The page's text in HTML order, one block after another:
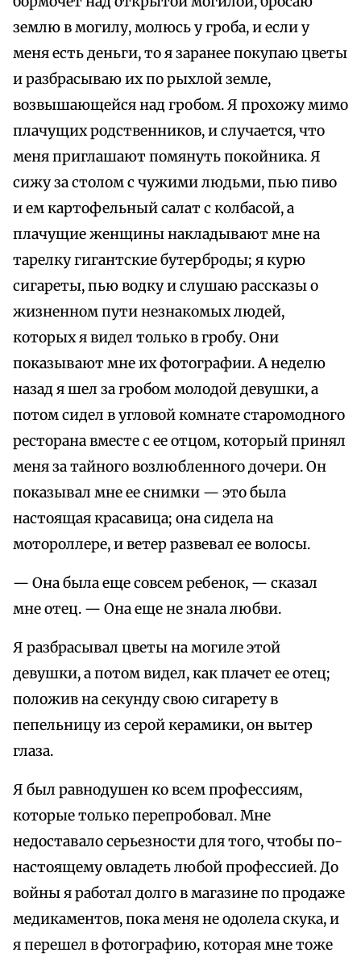
землю в могилу, молюсь у гроба, и если у
меня есть деньги, то я заранее покупаю цветы
и разбрасываю их по рыхлой земле,
возвышающейся над гробом. Я прохожу мимо
плачущих родственников, и случается, что
меня приглашают помянуть покойника. Я
сижу за столом с чужими людьми, пью пиво
и ем картофельный салат с колбасой, а
плачущие женщины накладывают мне на
тарелку гигантские бутерброды; я курю
сигареты, пью водку и слушаю рассказы о
жизненном пути незнакомых людей,
которых я видел только в гробу. Они
показывают мне их фотографии. А неделю
назад я шел за гробом молодой девушки, а
потом сидел в угловой комнате старомодного
ресторана вместе с ее отцом, который принял
меня за тайного возлюбленного дочери. Он
показывал мне ее снимки — это была
настоящая красавица; она сидела на
мотороллере, и ветер развевал ее волосы.
— Она была еще совсем ребенок, — сказал
мне отец. — Она еще не знала любви.
Я разбрасывал цветы на могиле этой
девушки, а потом видел, как плачет ее отец;
положив на секунду свою сигарету в
пепельницу из серой керамики, он вытер
глаза.
Я был равнодушен ко всем профессиям,
которые только перепробовал. Мне
недоставало серьезности для того, чтобы по-
настоящему овладеть любой профессией. До
войны я работал долго в магазине по продаже
медикаментов, пока меня не одолела скука, и
я перешел в фотографию, которая мне тоже